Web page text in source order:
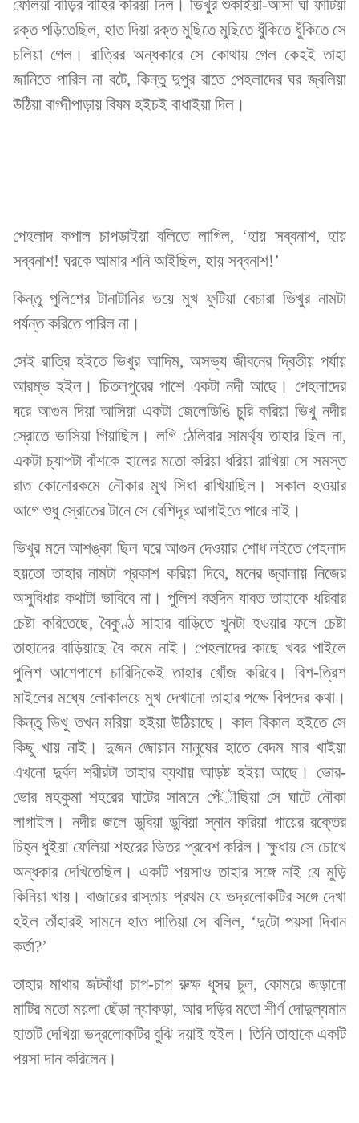
ফেলিয়া বাড়ির বাহির করিয়া দিল। ভিখুর শুকাইয়া-আসা ঘা ফাটিয়া
রক্ত পড়িতেছিল, হাত দিয়া রক্ত মুছিতে মুছিতে ধুঁকিতে ধুঁকিতে সে
চলিয়া গেল। রাত্রির অন্ধকারে সে কোথায় গেল কেহই তাহা
জানিতে পারিল না বটে, কিন্তু দুপুর রাতে পেহলাদের ঘর জ্বলিয়া
উঠিয়া বাগ্দীপাড়ায় বিষম হইচই বাধাইয়া দিল।
পেহলাদ কপাল চাপড়াইয়া বলিতে লাগিল, ‘হায় সব্বনাশ, হায়
সব্বনাশ! ঘরকে আমার শনি আইছিল, হায় সব্বনাশ!’
কিন্তু পুলিশের টানাটানির ভয়ে মুখ ফুটিয়া বেচারা ভিখুর নামটা
পর্যন্ত করিতে পারিল না।
সেই রাত্রি হইতে ভিখুর আদিম, অসভ্য জীবনের দ্বিতীয় পর্যায়
আরম্ভ হইল। চিতলপুরের পাশে একটা নদী আছে। পেহলাদের
ঘরে আগুন দিয়া আসিয়া একটা জেলেডিঙি চুরি করিয়া ভিখু নদীর
স্রোতে ভাসিয়া গিয়াছিল। লগি ঠেলিবার সামর্থ্য তাহার ছিল না,
একটা চ্যাপটা বাঁশকে হালের মতো করিয়া ধরিয়া রাখিয়া সে সমস্ত
রাত কোনোরকমে নৌকার মুখ সিধা রাখিয়াছিল। সকাল হওয়ার
আগে শুধু স্রোতের টানে সে বেশিদূর আগাইতে পারে নাই।
ভিখুর মনে আশঙ্কা ছিল ঘরে আগুন দেওয়ার শোধ লইতে পেহলাদ
হয়তো তাহার নামটা প্রকাশ করিয়া দিবে, মনের জ্বালায় নিজের
অসুবিধার কথাটা ভাবিবে না। পুলিশ বহুদিন যাবত তাহাকে ধরিবার
চেষ্টা করিতেছে, বৈকুণ্ঠ সাহার বাড়িতে খুনটা হওয়ার ফলে চেষ্টা
তাহাদের বাড়িয়াছে বৈ কমে নাই। পেহলাদের কাছে খবর পাইলে
পুলিশ আশেপাশে চারিদিকেই তাহার খোঁজ করিবে। বিশ-ত্রিশ
মাইলের মধ্যে লোকালয়ে মুখ দেখানো তাহার পক্ষে বিপদের কথা।
কিন্তু ভিখু তখন মরিয়া হইয়া উঠিয়াছে। কাল বিকাল হইতে সে
কিছু খায় নাই। দুজন জোয়ান মানুষের হাতে বেদম মার খাইয়া
এখনো দুর্বল শরীরটা তাহার ব্যথায় আড়ষ্ট হইয়া আছে। ভোর-
ভোর মহকুমা শহরের ঘাটের সামনে পেঁৗছিয়া সে ঘাটে নৌকা
লাগাইল। নদীর জলে ডুবিয়া ডুবিয়া স্নান করিয়া গায়ের রক্তের
চিহ্ন ধুইয়া ফেলিয়া শহরের ভিতর প্রবেশ করিল। ক্ষুধায় সে চোখে
অন্ধকার দেখিতেছিল। একটি পয়সাও তাহার সঙ্গে নাই যে মুড়ি
কিনিয়া খায়। বাজারের রাস্তায় প্রথম যে ভদ্রলোকটির সঙ্গে দেখা
হইল তাঁহারই সামনে হাত পাতিয়া সে বলিল, ‘দুটো পয়সা দিবান
কর্তা?’
তাহার মাথার জটবাঁধা চাপ-চাপ রুক্ষ ধূসর চুল, কোমরে জড়ানো
মাটির মতো ময়লা ছেঁড়া ন্যাকড়া, আর দড়ির মতো শীর্ণ দোদুল্যমান
হাতটি দেখিয়া ভদ্রলোকটির বুঝি দয়াই হইল। তিনি তাহাকে একটি
পয়সা দান করিলেন।